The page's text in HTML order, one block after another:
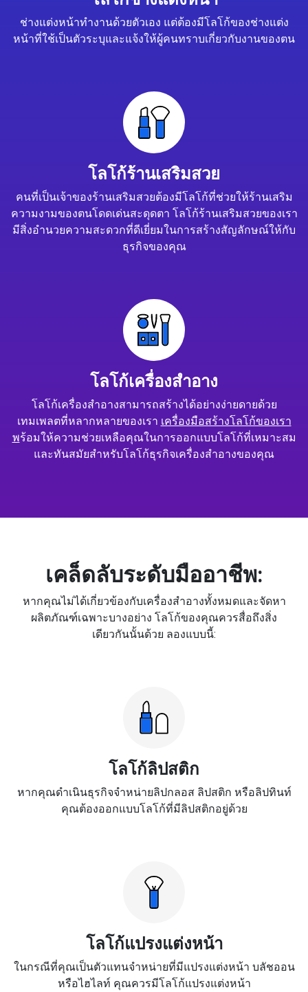
ช่างแต่งหน้าทำงานด้วยตัวเอง แต่ต้องมีโลโก้ของช่างแต่ง
หน้าที่ใช้เป็นตัวระบุและแจ้งให้ผู้คนทราบเกี่ยวกับงานของตน
โลโก้ร้านเสริมสวย
คนที่เป็นเจ้าของร้านเสริมสวยต้องมีโลโก้ที่ช่วยให้ร้านเสริม
ความงามของตนโดดเด่นสะดุดตา โลโก้ร้านเสริมสวยของเรา
มีสิ่งอำนวยความสะดวกที่ดีเยี่ยมในการสร้างสัญลักษณ์ให้กับ
ธุรกิจของคุณ
โลโก้เครื่องสำอาง
โลโก้เครื่องสำอางสามารถสร้างได้อย่างง่ายดายด้วย
เทมเพลตที่หลากหลายของเรา เครื่องมือสร้างโลโก้ของเรา
พร้อมให้ความช่วยเหลือคุณในการออกแบบโลโก้ที่เหมาะสม
และทันสมัยสำหรับโลโก้ธุรกิจเครื่องสำอางของคุณ
เคล็ดลับระดับมืออาชีพ:
หากคุณไม่ได้เกี่ยวข้องกับเครื่องสำอางทั้งหมดและจัดหา
ผลิตภัณฑ์เฉพาะบางอย่าง โลโก้ของคุณควรสื่อถึงสิ่ง
เดียวกันนั้นด้วย ลองแบบนี้:
โลโก้ลิปสติก
หากคุณดำเนินธุรกิจจำหน่ายลิปกลอส ลิปสติก หรือลิปทินท์
คุณต้องออกแบบโลโก้ที่มีลิปสติกอยู่ด้วย
โลโก้แปรงแต่งหน้า
ในกรณีที่คุณเป็นตัวแทนจำหน่ายที่มีแปรงแต่งหน้า บลัชออน
หรือไฮไลท์ คุณควรมีโลโก้แปรงแต่งหน้า